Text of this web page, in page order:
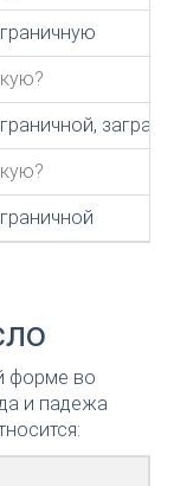
форме во
и падежа